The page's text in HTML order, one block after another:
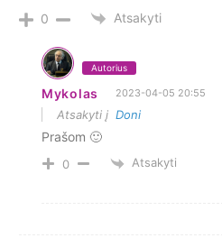
0 Atsakyti
Autorius
Mykolas 2023-04-05 20:55
Atsakyti į Doni
Prašom 🙂
0 Atsakyti